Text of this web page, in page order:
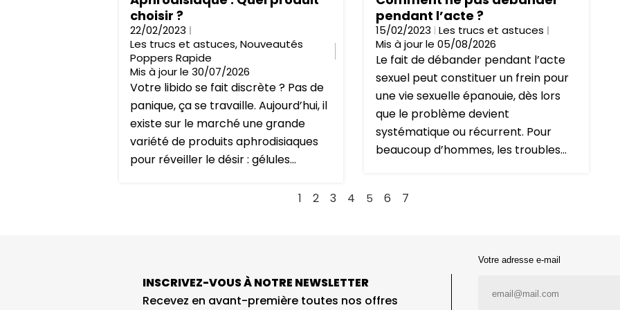
choisir ?
22/02/2023
Les trucs et astuces,Nouveautés
Poppers Rapide
Mis à jour le 30/07/2026
Votre libido se fait discrète ? Pas de
panique, ça se travaille. Aujourd’hui, il
existe sur le marché une grande
variété de produits aphrodisiaques
pour réveiller le désir : gélules...
pendant l’acte ?
15/02/2023 Les trucs et astuces
Mis à jour le 05/08/2026
Le fait de débander pendant l’acte
sexuel peut constituer un frein pour
une vie sexuelle épanouie, dès lors
que le problème devient
systématique ou récurrent. Pour
beaucoup d’hommes, les troubles...
1 2 3 4 5 6 7
INSCRIVEZ-VOUS À NOTRE NEWSLETTER
Recevez en avant-première toutes nos offres
Votre adresse e-mail